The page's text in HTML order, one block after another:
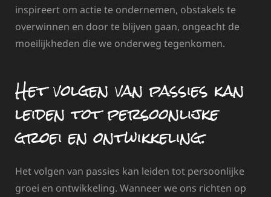
inspireert om actie te ondernemen, obstakels te
overwinnen en door te blijven gaan, ongeacht de
moeilijkheden die we onderweg tegenkomen.
Het volgen van passies kan
leiden tot persoonlijke
groei en ontwikkeling.
Het volgen van passies kan leiden tot persoonlijke
groei en ontwikkeling. Wanneer we ons richten op